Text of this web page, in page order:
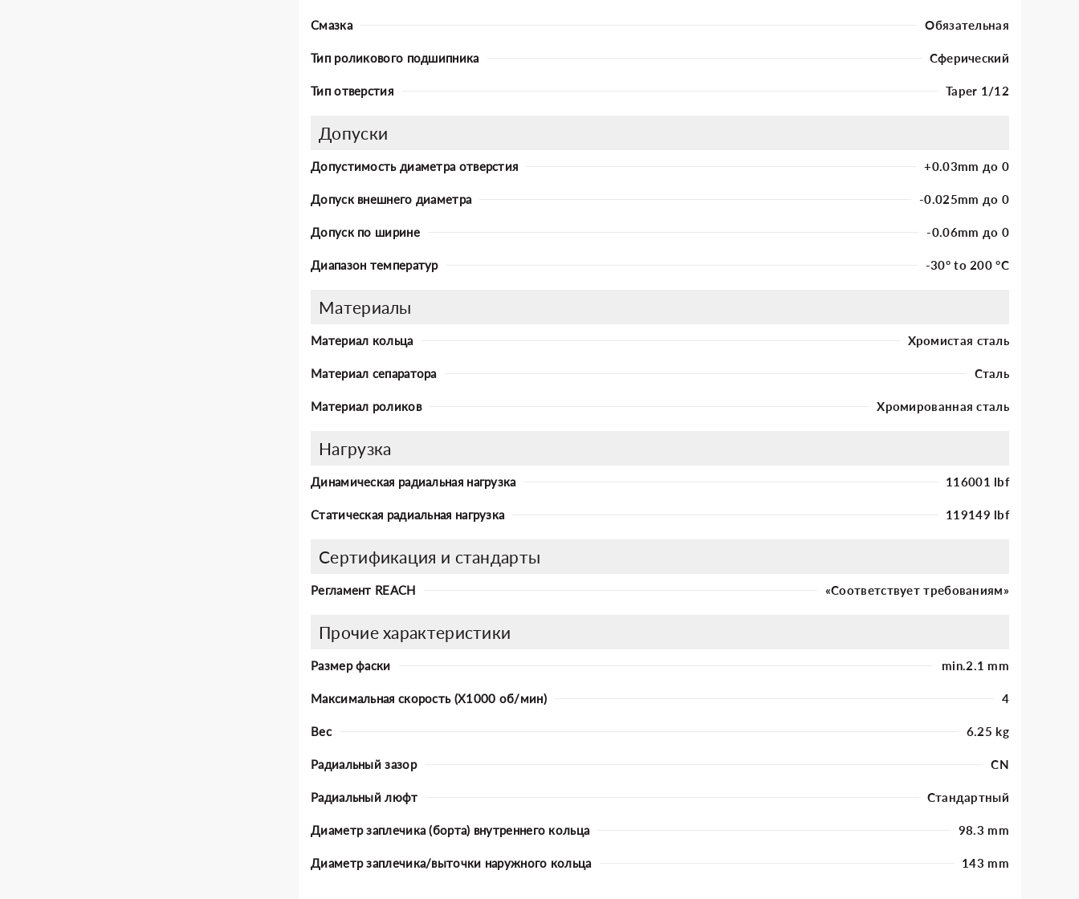
Смазка Обязательная
Тип роликового подшипника Сферический
Тип отверстия Taper 1/12
Допуски
Допустимость диаметра отверстия +0.03mm до 0
Допуск внешнего диаметра -0.025mm до 0
Допуск по ширине -0.06mm до 0
Диапазон температур -30° to 200 °C
Материалы
Материал кольца Хромистая сталь
Материал сепаратора Сталь
Материал роликов Хромированная сталь
Нагрузка
Динамическая радиальная нагрузка 116001 lbf
Статическая радиальная нагрузка 119149 lbf
Сертификация и стандарты
Регламент REACH «Соответствует требованиям»
Прочие характеристики
Размер фаски min.2.1 mm
Максимальная скорость (X1000 об/мин) 4
Вес 6.25 kg
Радиальный зазор CN
Радиальный люфт Стандартный
Диаметр заплечика (борта) внутреннего кольца 98.3 mm
Диаметр заплечика/выточки наружного кольца 143 mm